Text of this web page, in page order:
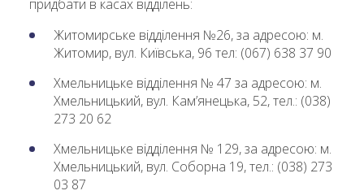
придбати в касах відділень:
Житомирське відділення №26, за адресою: м.
Житомир, вул. Київська, 96 тел: (067) 638 37 90
Хмельницьке відділення № 47 за адресою: м.
Хмельницький, вул. Кам’янецька, 52, тел.: (038)
273 20 62
Хмельницьке відділення № 129, за адресою: м.
Хмельницький, вул. Соборна 19, тел.: (038) 273
03 87